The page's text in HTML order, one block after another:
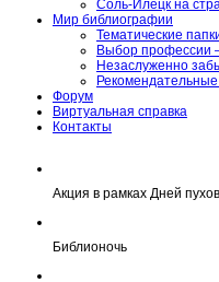
Соль-Илецк на
Мир библиографии
Тематические
Выбор профессии
Незаслуженно
Рекомендательные
Форум
Виртуальная справка
Контакты
Акция в рамках Дней
Библионочь